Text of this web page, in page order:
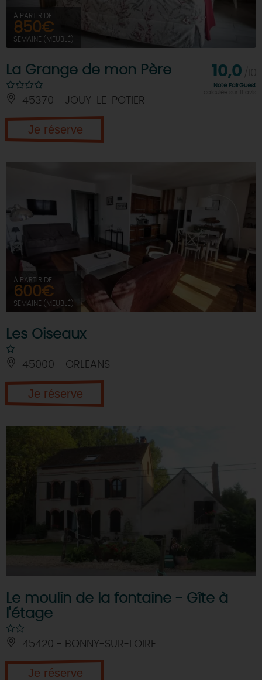
À PARTIR DE
850€
SEMAINE (MEUBLÉ)
La Grange de mon Père
45370 - JOUY-LE-POTIER
10,0
Note FairGuest
calculée sur 11 avis
Je réserve
À PARTIR DE
600€
SEMAINE (MEUBLÉ)
Les Oiseaux
45000 - ORLEANS
Je réserve
Le moulin de la fontaine - Gîte à
l'étage
45420 - BONNY-SUR-LOIRE
Je réserve